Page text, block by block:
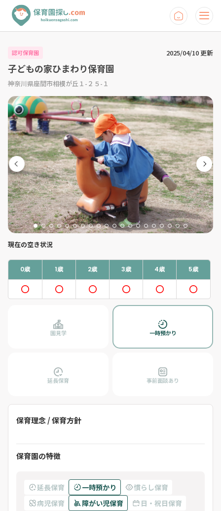
認可保育園 2025/04/10 更新
子どもの家ひまわり保育園
神奈川県座間市相模が丘１-２５-１
現在の空き状況
0歳 1歳 2歳 3歳 4歳 5歳
園見学 一時預かり
延長保育 事前面談あり
保育理念 / 保育方針
保育園の特徴
延長保育 一時預かり
慣らし保育
病児保育
障がい児保育
日・祝日保育